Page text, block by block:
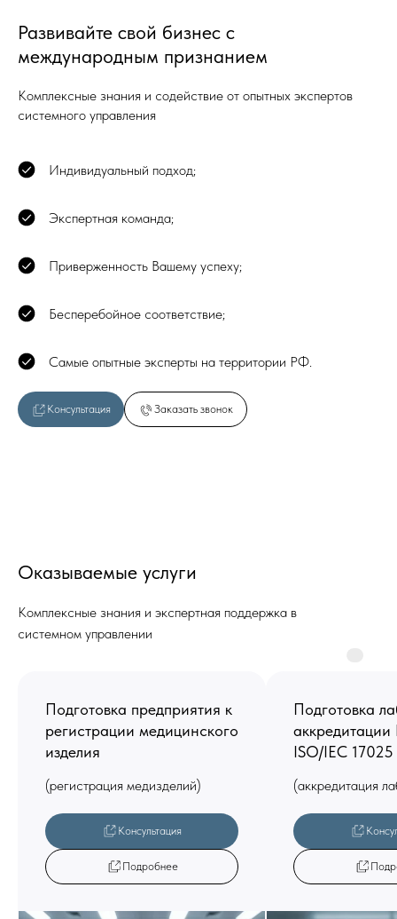
Развивайте свой бизнес с
международным признанием
Комплексные знания и содействие от опытных экспертов
системного управления
Индивидуальный подход;
Экспертная команда;
Приверженность Вашему успеху;
Бесперебойное соответствие;
Самые опытные эксперты на территории РФ.
Консультация Заказать звонок
Оказываемые услуги
Комплексные знания и экспертная поддержка в
системном управлении
Подготовка предприятия к
регистрации медицинского
изделия
(регистрация медизделий)
Консультация
Подробнее
Подготовка
ISO/IEC 17025
(аккредитация